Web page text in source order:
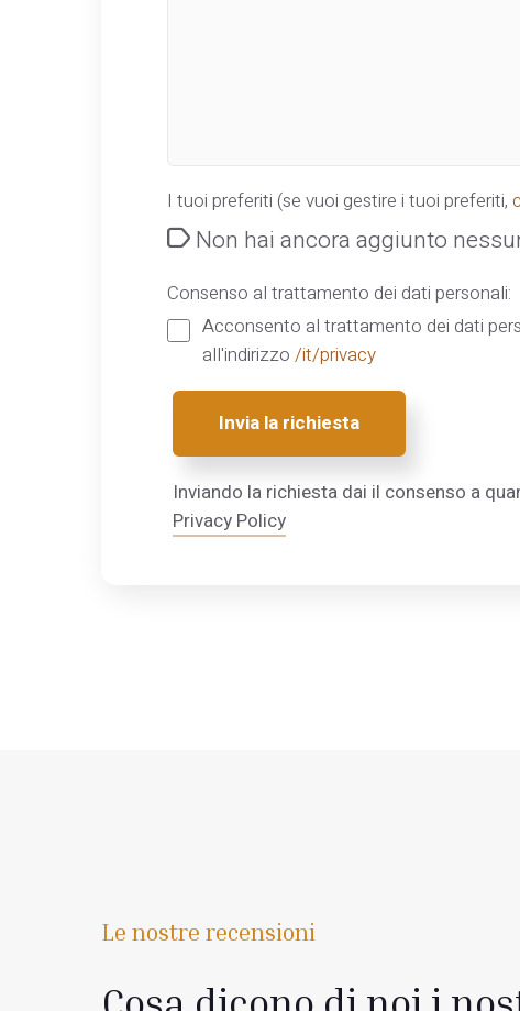
I tuoi preferiti (se vuoi gestire i tuoi preferiti,
Non hai ancora aggiunto
Consenso al trattamento dei dati personali:
Acconsento al trattamento dei dati
all'indirizzo /it/privacy
Invia la richiesta
Inviando la richiesta dai il consenso a
Privacy Policy
Le nostre recensioni